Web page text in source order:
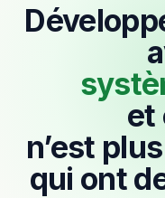
et
n’est
qui ont